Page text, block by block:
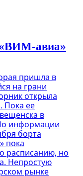
«ВИМ-авиа»
пришла в
на грани
открыла
Пока ее
в
информации
борта
пока
расписанию, но
Непростую
рынке